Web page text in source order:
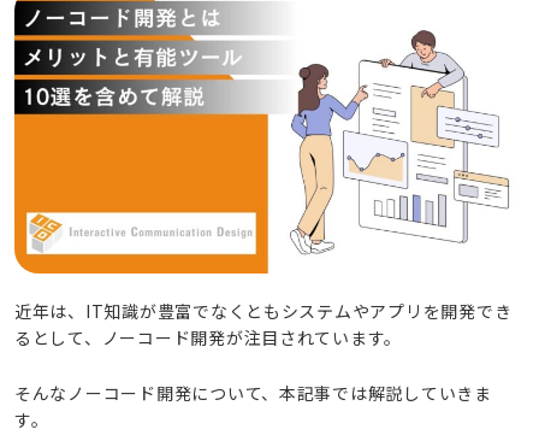
近年は、IT知識が豊富でなくともシステムやアプリを開発でき
るとして、ノーコード開発が注目されています。
そんなノーコード開発について、本記事では解説していきま
す。